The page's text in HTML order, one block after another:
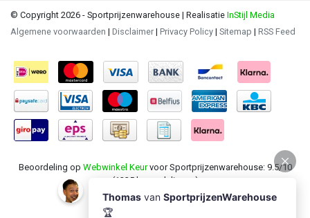
© Copyright 2026 - Sportprijzenwarehouse | Realisatie InStijl Media
Algemene voorwaarden | Disclaimer | Privacy Policy | Sitemap | RSS Feed
Beoordeling op Webwinkel Keurvoor Sportprijzenwarehouse: 9.5/10
(1235 beoordelingen)